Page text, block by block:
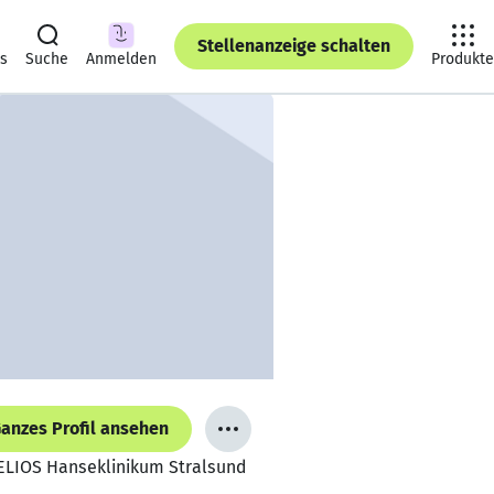
Suche Anmelden
Stellenanzeige schalten
Produkte
Profil ansehen
Hanseklinikum Stralsund